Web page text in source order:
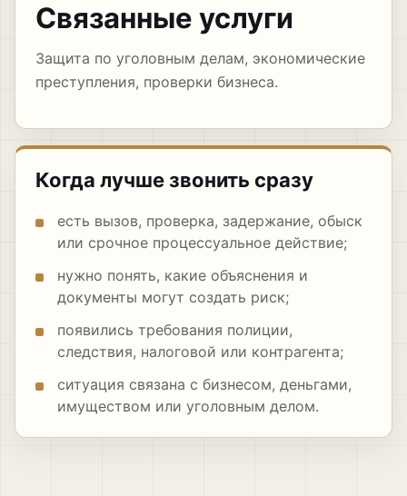
Связанные услуги
Защита по уголовным делам, экономические
преступления, проверки бизнеса.
Когда лучше звонить сразу
есть вызов, проверка, задержание, обыск
или срочное процессуальное действие;
нужно понять, какие объяснения и
документы могут создать риск;
появились требования полиции,
следствия, налоговой или контрагента;
ситуация связана с бизнесом, деньгами,
имуществом или уголовным делом.